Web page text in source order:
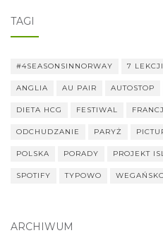
TAGI
#4SEASONSINNORWAY 7 LEKCJI
ANGLIA AU PAIR AUTOSTOP
DIETA HCG FESTIWAL
ODCHUDZANIE PARYŻ
POLSKA PORADY PROJEKT
SPOTIFY TYPOWO
ARCHIWUM